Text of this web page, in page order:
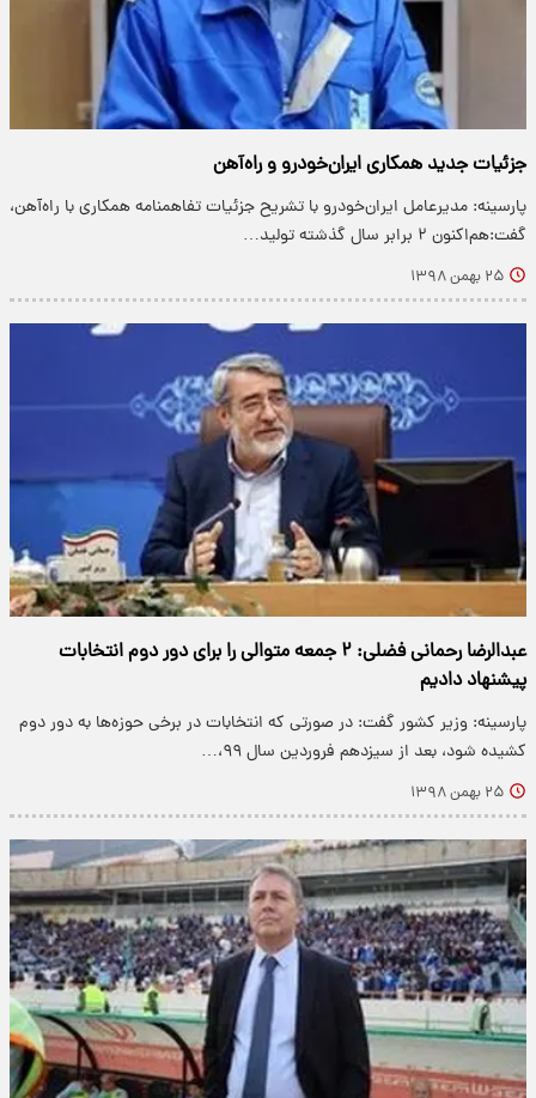
جزئیات جدید همکاری ایران‌خودرو و راه‌آهن
پارسینه: مدیرعامل ایران‌خودرو با تشریح جزئیات تفاهمنامه همکاری با راه‌آهن،
گفت:‌هم‌اکنون ۲ برابر سال گذشته تولید…
۲۵ بهمن ۱۳۹۸
عبدالرضا رحمانی فضلی: ۲ جمعه متوالی را برای دور دوم انتخابات
پیشنهاد دادیم
پارسینه: وزیر کشور گفت: در صورتی که انتخابات در برخی حوزه‌ها به دور دوم
کشیده شود، بعد از سیزدهم فروردین سال ۹۹،…
۲۵ بهمن ۱۳۹۸